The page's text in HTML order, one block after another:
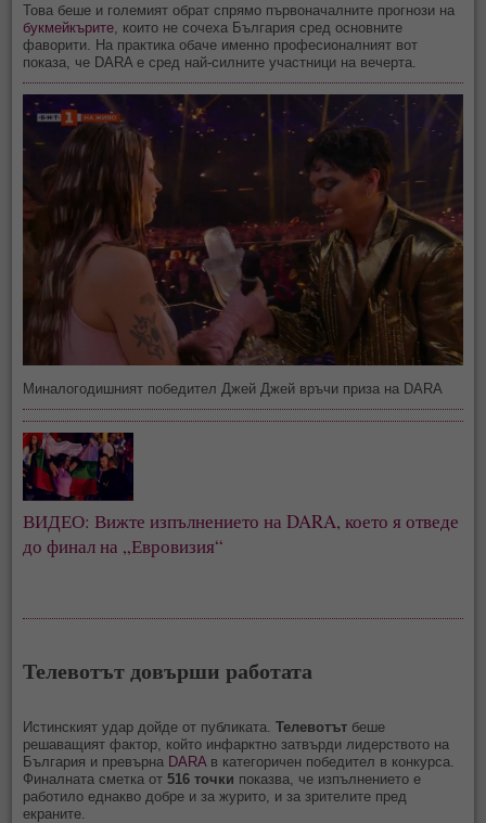
Това беше и големият обрат спрямо първоначалните прогнози на
букмейкърите , които не сочеха България сред основните
фаворити. На практика обаче именно професионалният вот
показа, че DARA е сред най-силните участници на вечерта.
Миналогодишният победител Джей Джей връчи приза на DARA
ВИДЕО: Вижте изпълнението на DARA, което я отведе
до финал на „Евровизия“
Телевотът довърши работата
Истинският удар дойде от публиката.Телевотът беше
решаващият фактор, който инфарктно затвърди лидерството на
България и превърна DARA в категоричен победител в конкурса.
Финалната сметка от516 точки показва, че изпълнението е
работило еднакво добре и за журито, и за зрителите пред
екраните.